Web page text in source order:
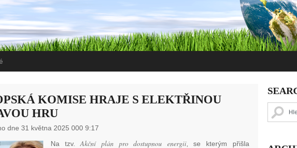
KOMISE HRAJE S ELEKTŘINOU
HRU
dne 31 května 2025 000 9:17
Na tzv.Akční plán pro dostupnou energii, se kterým přišla